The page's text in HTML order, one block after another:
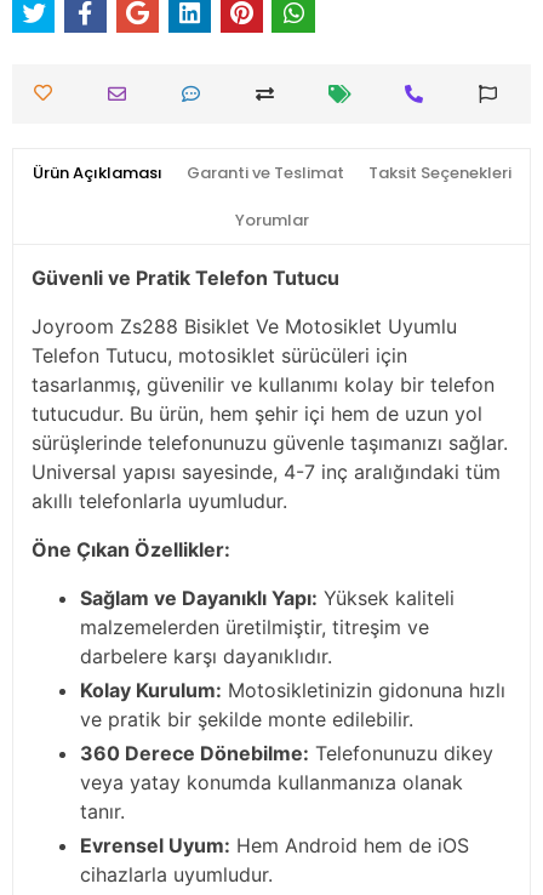
Ürün Açıklaması Garanti ve Teslimat Taksit Seçenekleri
Yorumlar
Güvenli ve Pratik Telefon Tutucu
Joyroom Zs288 Bisiklet Ve Motosiklet Uyumlu
Telefon Tutucu, motosiklet sürücüleri için
tasarlanmış, güvenilir ve kullanımı kolay bir telefon
tutucudur. Bu ürün, hem şehir içi hem de uzun yol
sürüşlerinde telefonunuzu güvenle taşımanızı sağlar.
Universal yapısı sayesinde, 4-7 inç aralığındaki tüm
akıllı telefonlarla uyumludur.
Öne Çıkan Özellikler:
Sağlam ve Dayanıklı Yapı: Yüksek kaliteli
malzemelerden üretilmiştir, titreşim ve
darbelere karşı dayanıklıdır.
Kolay Kurulum: Motosikletinizin gidonuna hızlı
ve pratik bir şekilde monte edilebilir.
360 Derece Dönebilme: Telefonunuzu dikey
veya yatay konumda kullanmanıza olanak
tanır.
Evrensel Uyum: Hem Android hem de iOS
cihazlarla uyumludur.